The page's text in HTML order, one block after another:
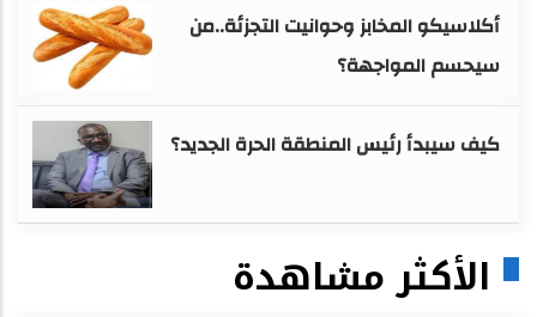
أكلاسيكو المخابز وحوانيت التجزئة..من
سيحسم المواجهة؟
كيف سيبدأ رئيس المنطقة الحرة الجديد؟
الأكثر مشاهدة